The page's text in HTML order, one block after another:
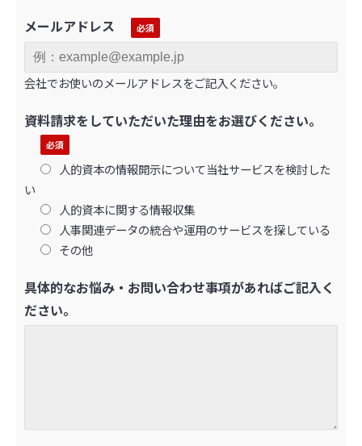
メールアドレス
会社でお使いのメールアドレスをご記入ください。
資料請求をしていただいた理由をお選びください。
人的資本の情報開示について当社サービスを検討した
い
人的資本に関する情報収集
人事関連データの統合や運用のサービスを探している
その他
具体的なお悩み・お問い合わせ事項があればご記入く
ださい。